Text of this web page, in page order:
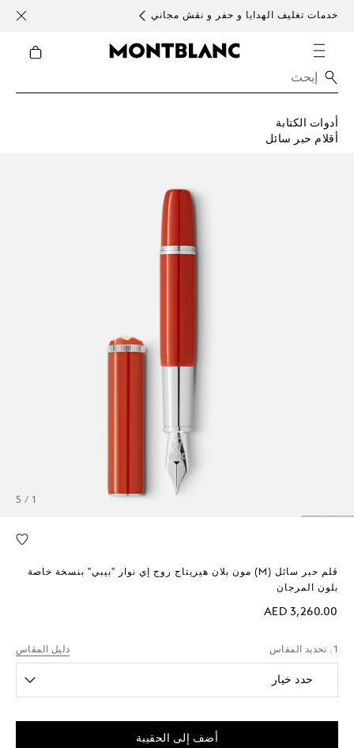
خدمات تغليف الهدايا و حفر و نقش مجاني
الأحد
أدوات الكتابة
أقلام حبر سائل
1 / 5
قلم حبر سائل (M) مون بلان هيريتاج روج إي نوار "بيبي" بنسخة خاصة
بلون المرجان
AED 3,260.00
1. تحديد المقاس دليل المقاس
حدد خيار
أضف إلى الحقيبة